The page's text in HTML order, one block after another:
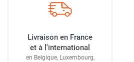
Livraison en France
et à l'international
en Belgique, Luxembourg,